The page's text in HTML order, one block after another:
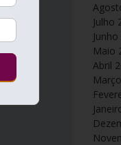
Julho
Maio
Abril